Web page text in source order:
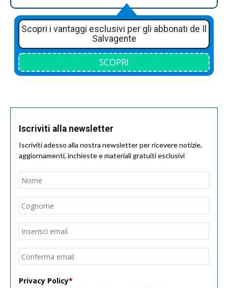
Scopri i vantaggi esclusivi per gli abbonati de Il
Salvagente
SCOPRI
Iscriviti alla newsletter
Iscriviti adesso alla nostra newsletter per ricevere notizie,
aggiornamenti, inchieste e materiali gratuiti esclusivi
Nome
Email
Privacy Policy*